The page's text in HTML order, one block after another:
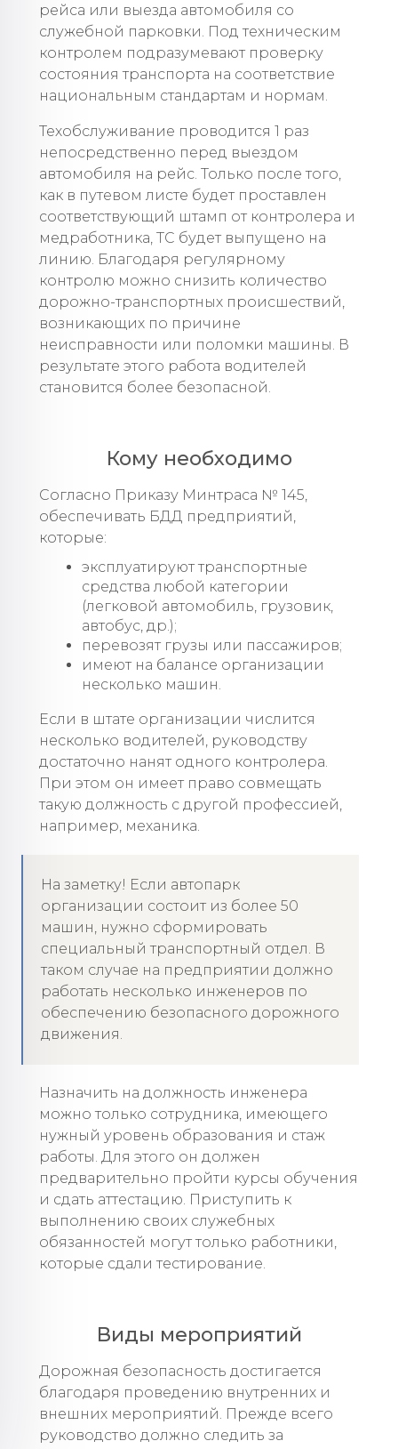
рейса или выезда автомобиля со
служебной парковки. Под техническим
контролем подразумевают проверку
состояния транспорта на соответствие
национальным стандартам и нормам.
Техобслуживание проводится 1 раз
непосредственно перед выездом
автомобиля на рейс. Только после того,
как в путевом листе будет проставлен
соответствующий штамп от контролера и
медработника, ТС будет выпущено на
линию. Благодаря регулярному
контролю можно снизить количество
дорожно-транспортных происшествий,
возникающих по причине
неисправности или поломки машины. В
результате этого работа водителей
становится более безопасной.
Кому необходимо
Согласно Приказу Минтраса № 145,
обеспечивать БДД предприятий,
которые:
эксплуатируют транспортные
средства любой категории
(легковой автомобиль, грузовик,
автобус, др.);
перевозят грузы или пассажиров;
имеют на балансе организации
несколько машин.
Если в штате организации числится
несколько водителей, руководству
достаточно нанят одного контролера.
При этом он имеет право совмещать
такую должность с другой профессией,
например, механика.
На заметку! Если автопарк
организации состоит из более 50
машин, нужно сформировать
специальный транспортный отдел. В
таком случае на предприятии должно
работать несколько инженеров по
обеспечению безопасного дорожного
движения.
Назначить на должность инженера
можно только сотрудника, имеющего
нужный уровень образования и стаж
работы. Для этого он должен
предварительно пройти курсы обучения
и сдать аттестацию. Приступить к
выполнению своих служебных
обязанностей могут только работники,
которые сдали тестирование.
Виды мероприятий
Дорожная безопасность достигается
благодаря проведению внутренних и
внешних мероприятий. Прежде всего
руководство должно следить за